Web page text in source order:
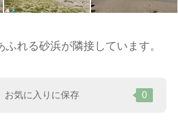
れる砂浜が隣接しています。
お気に入りに保存 0